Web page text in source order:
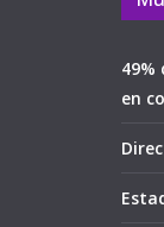
49%
en